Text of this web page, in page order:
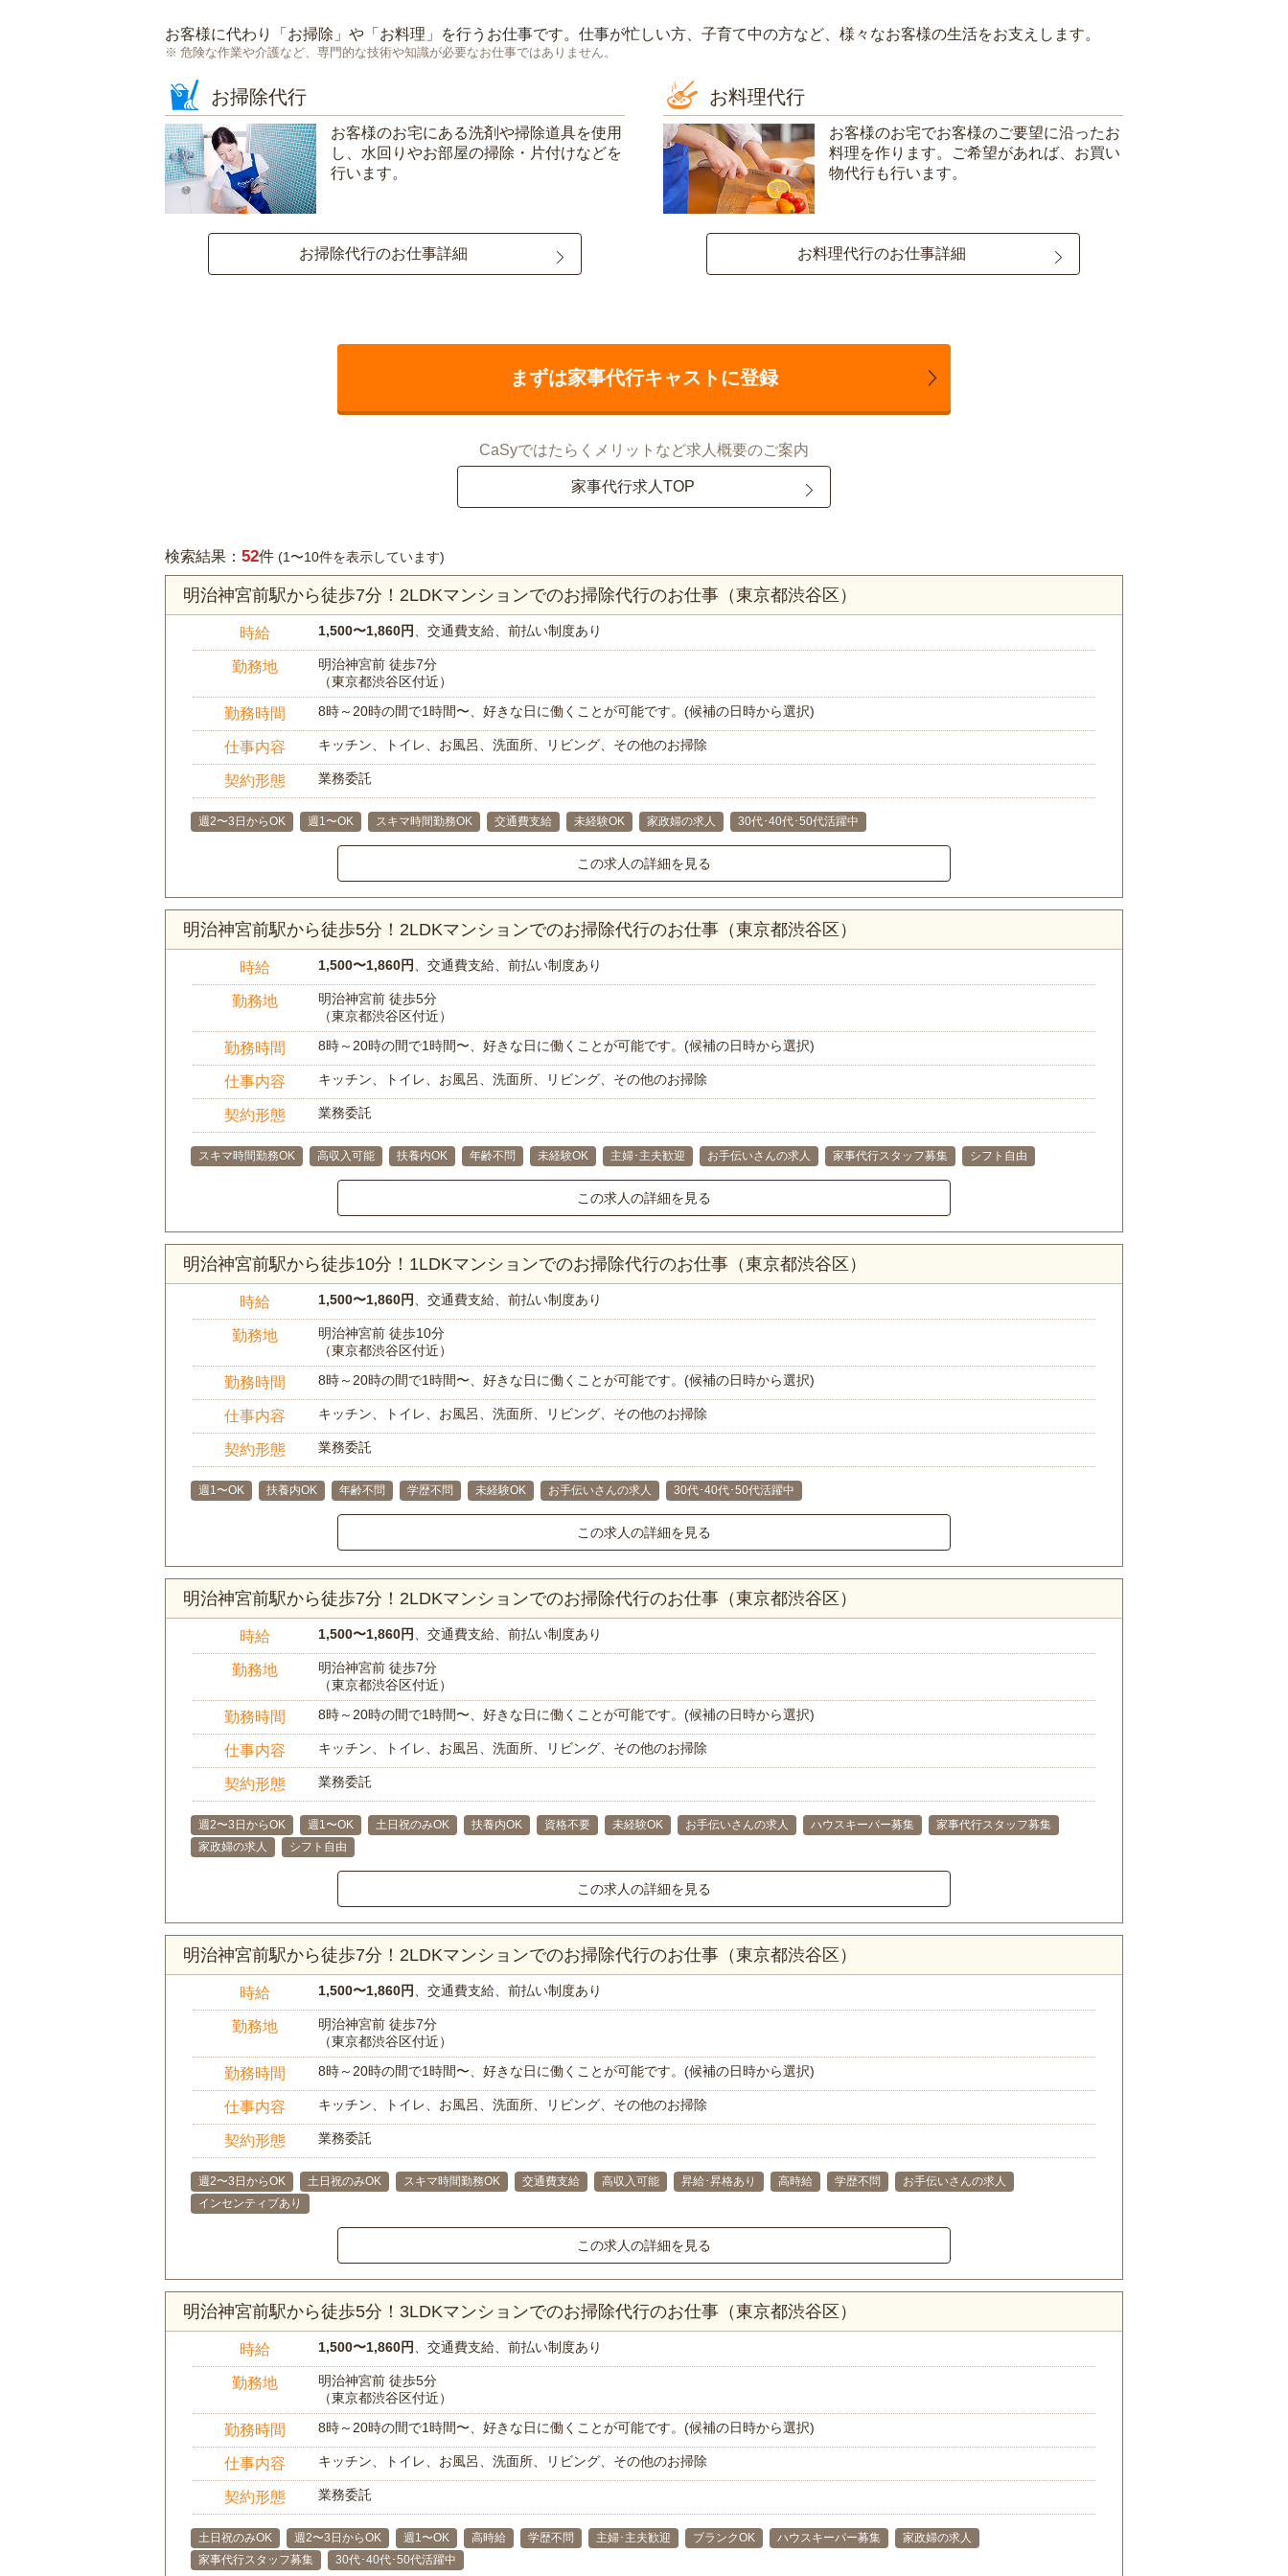
お客様に代わり「 お掃除 」や「 お料理 」を行うお仕事です。仕事が忙しい方、子育て中の方など、様々なお客様の生活をお支えします。
危険な作業や介護など、専門的な技術や知識が必要なお仕事ではありません。
お掃除代行
お客様のお宅にある洗剤や掃除道具を使用
し、水回りやお部屋の掃除・片付けなどを
行います。
お掃除代行のお仕事詳細
お料理代行
お客様のお宅でお客様のご要望に沿ったお
料理を作ります。ご希望があれば、お買い
物代行も行います。
お料理代行のお仕事詳細
まずは家事代行キャストに登録
CaSyではたらくメリットなど求人概要のご案内
家事代行求人TOP
検索結果： 52件 (1〜10件を表示しています)
明治神宮前駅から徒歩7分！2LDKマンションでのお掃除代行のお仕事（東京都渋谷区）
時給 1,500〜1,860円 、交通費支給、前払い制度あり
勤務地
明治神宮前 徒歩7分
（東京都渋谷区付近）
勤務時間 8時～20時の間で1時間〜、好きな日に働くことが可能です。(候補の日時から選択)
仕事内容 キッチン、トイレ、お風呂、洗面所、リビング、その他のお掃除
契約形態 業務委託
週2〜3日からOK 週1〜OK スキマ時間勤務OK 交通費支給 未経験OK 家政婦の求人 30代･40代･50代活躍中
この求人の詳細を見る
明治神宮前駅から徒歩5分！2LDKマンションでのお掃除代行のお仕事（東京都渋谷区）
時給 1,500〜1,860円 、交通費支給、前払い制度あり
勤務地
明治神宮前 徒歩5分
（東京都渋谷区付近）
勤務時間 8時～20時の間で1時間〜、好きな日に働くことが可能です。(候補の日時から選択)
仕事内容 キッチン、トイレ、お風呂、洗面所、リビング、その他のお掃除
契約形態 業務委託
スキマ時間勤務OK 高収入可能 扶養内OK 年齢不問 未経験OK 主婦･主夫歓迎 お手伝いさんの求人 家事代行スタッフ募集 シフト自由
この求人の詳細を見る
明治神宮前駅から徒歩10分！1LDKマンションでのお掃除代行のお仕事（東京都渋谷区）
時給 1,500〜1,860円 、交通費支給、前払い制度あり
勤務地
明治神宮前 徒歩10分
（東京都渋谷区付近）
勤務時間 8時～20時の間で1時間〜、好きな日に働くことが可能です。(候補の日時から選択)
仕事内容 キッチン、トイレ、お風呂、洗面所、リビング、その他のお掃除
契約形態 業務委託
週1〜OK 扶養内OK 年齢不問 学歴不問 未経験OK お手伝いさんの求人 30代･40代･50代活躍中
この求人の詳細を見る
明治神宮前駅から徒歩7分！2LDKマンションでのお掃除代行のお仕事（東京都渋谷区）
時給 1,500〜1,860円 、交通費支給、前払い制度あり
勤務地
明治神宮前 徒歩7分
（東京都渋谷区付近）
勤務時間 8時～20時の間で1時間〜、好きな日に働くことが可能です。(候補の日時から選択)
仕事内容 キッチン、トイレ、お風呂、洗面所、リビング、その他のお掃除
契約形態 業務委託
週2〜3日からOK 週1〜OK 土日祝のみOK 扶養内OK 資格不要 未経験OK お手伝いさんの求人 ハウスキーパー募集
家事代行スタッフ募集
家政婦の求人
シフト自由
この求人の詳細を見る
明治神宮前駅から徒歩7分！2LDKマンションでのお掃除代行のお仕事（東京都渋谷区）
時給 1,500〜1,860円 、交通費支給、前払い制度あり
勤務地
明治神宮前 徒歩7分
（東京都渋谷区付近）
勤務時間 8時～20時の間で1時間〜、好きな日に働くことが可能です。(候補の日時から選択)
仕事内容 キッチン、トイレ、お風呂、洗面所、リビング、その他のお掃除
契約形態 業務委託
週2〜3日からOK 土日祝のみOK スキマ時間勤務OK 交通費支給 高収入可能 昇給･昇格あり 高時給 学歴不問
お手伝いさんの求人
インセンティブあり
この求人の詳細を見る
明治神宮前駅から徒歩5分！3LDKマンションでのお掃除代行のお仕事（東京都渋谷区）
時給 1,500〜1,860円 、交通費支給、前払い制度あり
勤務地
明治神宮前 徒歩5分
（東京都渋谷区付近）
勤務時間 8時～20時の間で1時間〜、好きな日に働くことが可能です。(候補の日時から選択)
仕事内容 キッチン、トイレ、お風呂、洗面所、リビング、その他のお掃除
契約形態 業務委託
土日祝のみOK 週2〜3日からOK 週1〜OK 高時給 学歴不問 主婦･主夫歓迎 ブランクOK ハウスキーパー募集
家政婦の求人
家事代行スタッフ募集
30代･40代･50代活躍中